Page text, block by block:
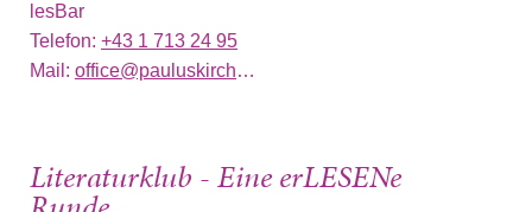
lesBar
Telefon: +43 1 713 24 95
Mail: office@pauluskirche.at
Literaturklub - Eine erLESENe